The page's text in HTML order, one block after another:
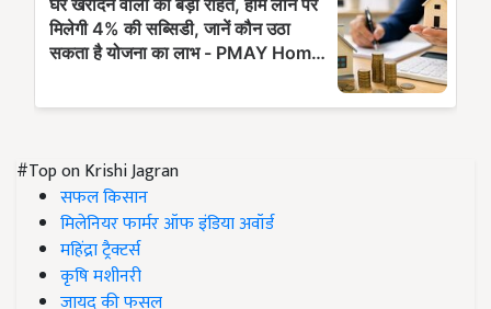
#Top on Krishi Jagran
सफल किसान
मिलेनियर फार्मर ऑफ इंडिया अवॉर्ड
महिंद्रा ट्रैक्टर्स
कृषि मशीनरी